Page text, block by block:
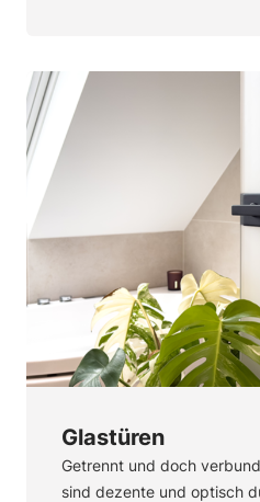
Glastüren
Getrennt und doch
sind dezente und optisch